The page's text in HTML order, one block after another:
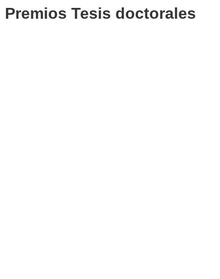
Premios Tesis doctorales